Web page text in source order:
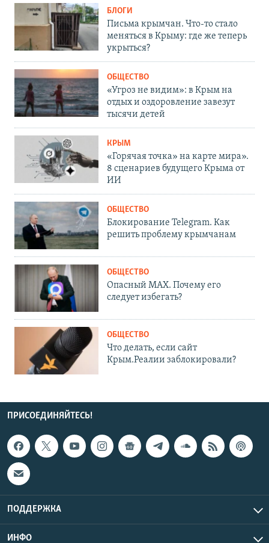
БЛОГИ
Письма крымчан. Что-то стало
меняться в Крыму: где же теперь
укрыться?
ОБЩЕСТВО
«Угроз не видим»: в Крым на
отдых и оздоровление завезут
тысячи детей
КРЫМ
«Горячая точка» на карте мира».
8 сценариев будущего Крыма от
ИИ
ОБЩЕСТВО
Блокирование Telegram. Как
решить проблему крымчанам
ОБЩЕСТВО
Опасный MAX. Почему его
следует избегать?
ОБЩЕСТВО
Что делать, если сайт
Крым.Реалии заблокировали?
ПРИСОЕДИНЯЙТЕСЬ!
ПОДДЕРЖКА
ИНФО